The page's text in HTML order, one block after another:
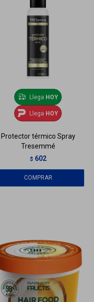
Llega HOY
Llega HOY
Protector térmico Spray
Tresemmé
$ 602